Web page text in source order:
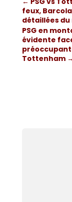
feux,
détaillées
PSG en
évidente
Tottenham→